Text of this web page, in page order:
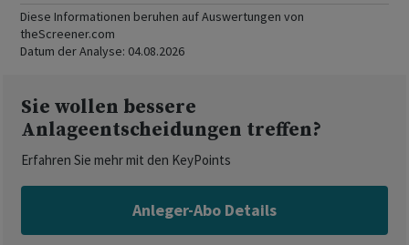
Diese Informationen beruhen auf Auswertungen von
theScreener.com
Datum der Analyse: 04.08.2026
Sie wollen bessere
Anlageentscheidungen treffen?
Erfahren Sie mehr mit den KeyPoints
Anleger-Abo Details